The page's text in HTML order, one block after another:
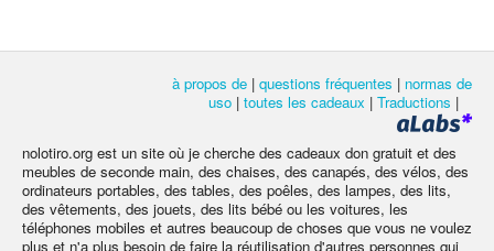
à propos de | questions fréquentes | normas de
uso | toutes les cadeaux | Traductions |
nolotiro.org est un site où je cherche des cadeaux don gratuit et des
meubles de seconde main, des chaises, des canapés, des vélos, des
ordinateurs portables, des tables, des poêles, des lampes, des lits,
des vêtements, des jouets, des lits bébé ou les voitures, les
téléphones mobiles et autres beaucoup de choses que vous ne voulez
plus et n'a plus besoin de faire la réutilisation d'autres personnes qui